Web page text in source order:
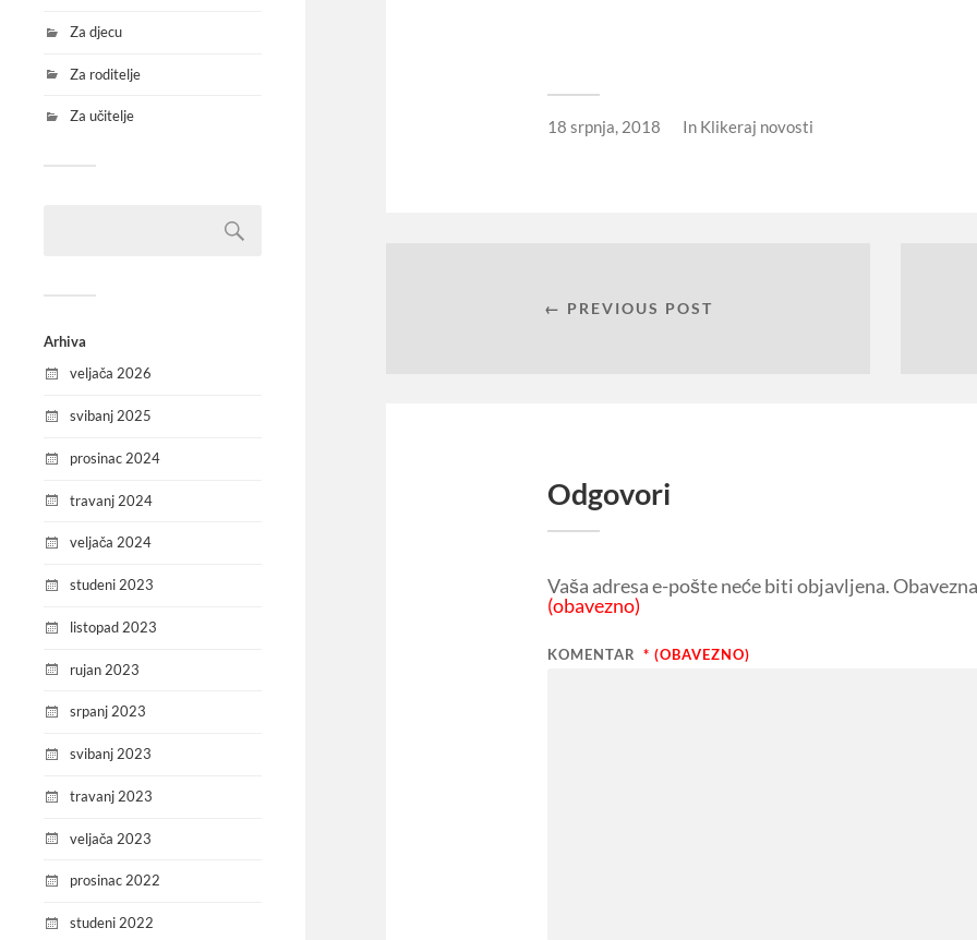
Za djecu
Za roditelje
Za učitelje
Arhiva
veljača 2026
svibanj 2025
prosinac 2024
travanj 2024
veljača 2024
studeni 2023
listopad 2023
rujan 2023
srpanj 2023
svibanj 2023
travanj 2023
veljača 2023
prosinac 2022
studeni 2022
18 srpnja, 2018 In Klikeraj novosti
← PREVIOUS POST
Odgovori
Vaša adresa e-pošte neće biti objavljena.
(obavezno)
KOMENTAR * (OBAVEZNO)